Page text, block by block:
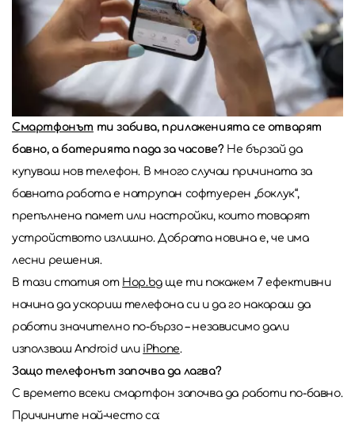
Смартфонът ти забива, приложенията се отварят
бавно, а батерията пада за часове?Не бързай да
купуваш нов телефон. В много случаи причината за
бавната работа е натрупан софтуерен „боклук“,
препълнена памет или настройки, които товарят
устройството излишно. Добрата новина е, че има
лесни решения.
В тази статия от Hop.bgще ти покажем 7 ефективни
начина да ускориш телефона си и да го накараш да
работи значително по-бързо – независимо дали
използваш Android или iPhone.
Защо телефонът започва да лагва?
С времето всеки смартфон започва да работи по-бавно.
Причините най-често са: